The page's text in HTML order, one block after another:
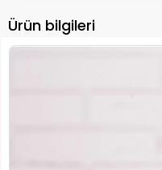
Ürün bilgileri